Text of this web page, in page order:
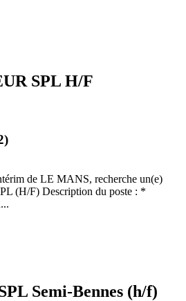
SPL H/F
de LE MANS, recherche un(e)
(H/F) Description du poste : *
Semi-Bennes (h/f)